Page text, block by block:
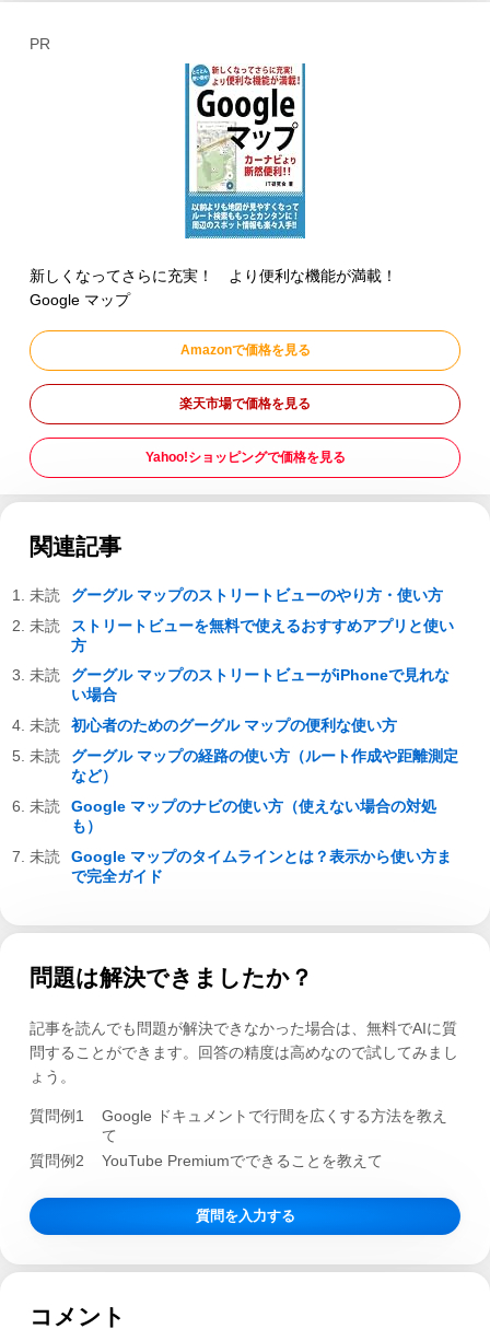
PR
新しくなってさらに充実！ より便利な機能が満載！
Google マップ
Amazonで価格を見る
楽天市場で価格を見る
Yahoo!ショッピングで価格を見る
関連記事
グーグル マップのストリートビューのやり方・使い方
ストリートビューを無料で使えるおすすめアプリと使い
方
グーグル マップのストリートビューがiPhoneで見れな
い場合
初心者のためのグーグル マップの便利な使い方
グーグル マップの経路の使い方（ルート作成や距離測定
など）
Google マップのナビの使い方（使えない場合の対処
も）
Google マップのタイムラインとは？表示から使い方ま
で完全ガイド
問題は解決できましたか？
記事を読んでも問題が解決できなかった場合は、無料でAIに質
問することができます。回答の精度は高めなので試してみまし
ょう。
質問例1
Google ドキュメントで行間を広くする方法を教え
て
質問例2
YouTube Premiumでできることを教えて
質問を入力する
コメント